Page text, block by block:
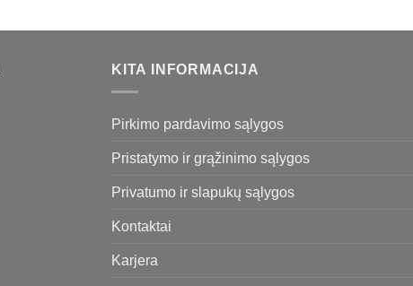
KITA INFORMACIJA
Pirkimo pardavimo sąlygos
Pristatymo ir grąžinimo sąlygos
Privatumo ir slapukų sąlygos
Kontaktai
Karjera